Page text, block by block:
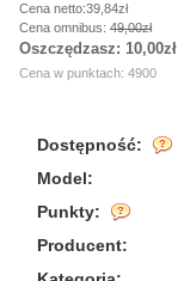
Dostępność:
Model:
Punkty:
Producent:
Cena netto:39,84zł
Cena omnibus: 49,00zł
Oszczędzasz: 10,00zł
Cena w punktach: 4900